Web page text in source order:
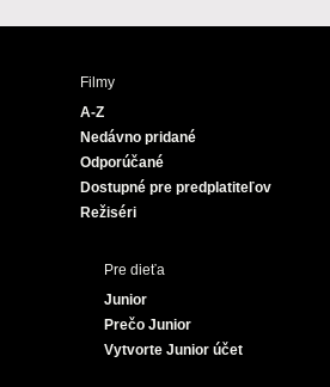
c
u
e
Filmy
A-Z
Nedávno pridané
Odporúčané
Dostupné pre predplatiteľov
Režiséri
Pre dieťa
Junior
Prečo Junior
Vytvorte Junior účet